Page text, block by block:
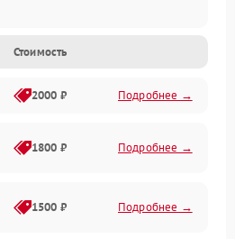
Стоимость
2000 ₽ Подробнее →
1800 ₽ Подробнее →
1500 ₽ Подробнее →